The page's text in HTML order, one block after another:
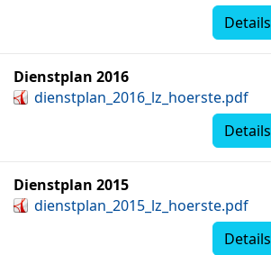
Details
Dienstplan 2016
dienstplan_2016_lz_hoerste.pdf
Details
Dienstplan 2015
dienstplan_2015_lz_hoerste.pdf
Details